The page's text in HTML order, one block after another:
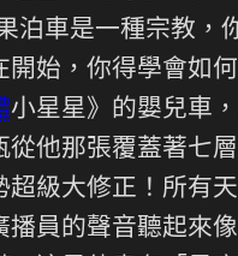
車是一種宗教，
始，你得學會如
小星星》的嬰兒車
從他那張覆蓋著七
級大修正！所有
員的聲音聽起來